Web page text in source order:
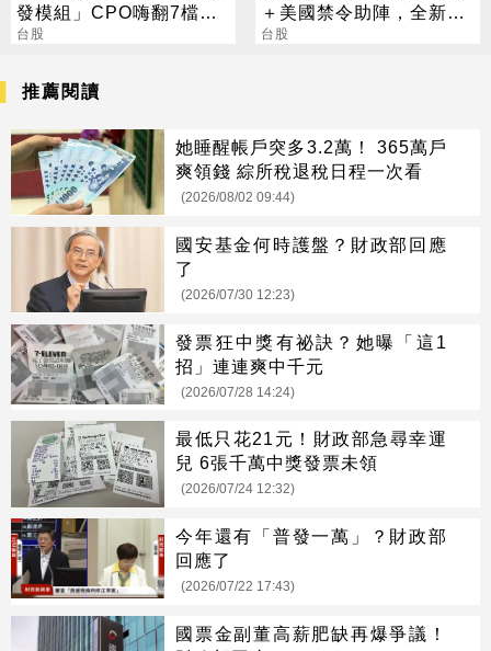
發模組」CPO嗨翻7檔攻
漲停
台股
＋美國禁令助陣，全新H2
營運看俏，營收逐季攀升
台股
推薦閱讀
她睡醒帳戶突多3.2萬！ 365萬戶
爽領錢 綜所稅退稅日程一次看
(2026/08/02 09:44)
國安基金何時護盤？財政部回應
了
(2026/07/30 12:23)
發票狂中獎有祕訣？她曝「這1
招」連連爽中千元
(2026/07/28 14:24)
最低只花21元！財政部急尋幸運
兒 6張千萬中獎發票未領
(2026/07/24 12:32)
今年還有「普發一萬」？財政部
回應了
(2026/07/22 17:43)
國票金副董高薪肥缺再爆爭議！